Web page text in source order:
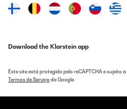
Download the Klarstein app
Este site está protegido pelo reCAPTCHA e sujeito à
Termos de Serviçoda Google.